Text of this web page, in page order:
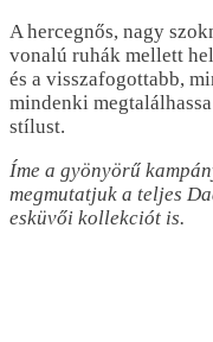
A hercegnős, nagy
vonalú ruhák mellett
és a visszafogottabb,
mindenki
stílust.
Íme a gyönyörű
megmutatjuk a teljes
esküvői kollekciót is.